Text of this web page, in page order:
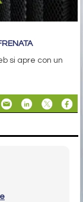
si apre con un